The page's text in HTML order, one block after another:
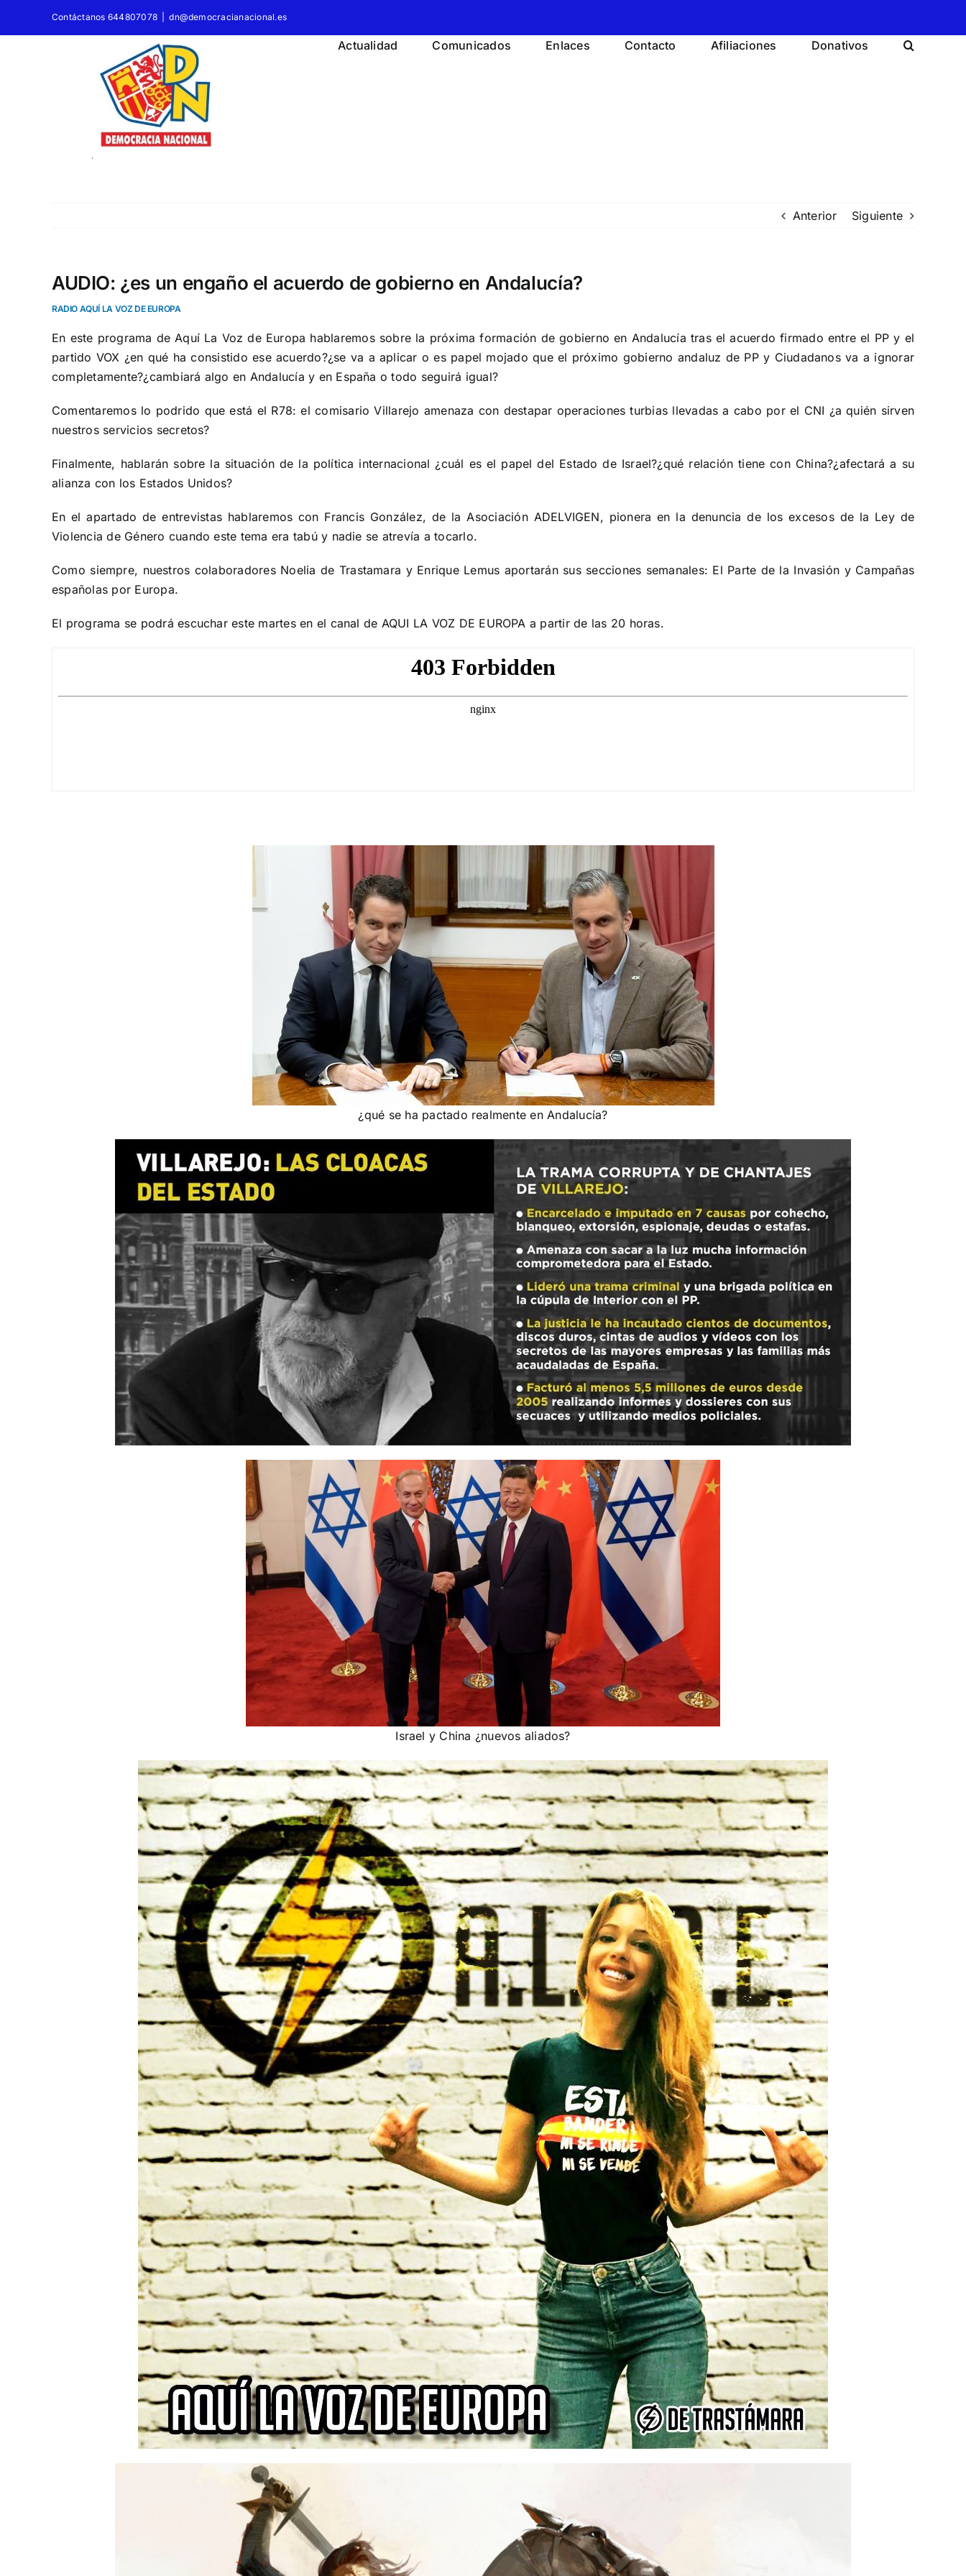
Contáctanos 644807078 dn@democracianacional.es
Actualidad Comunicados Enlaces Contacto Afiliaciones Donativos
Anterior Siguiente
AUDIO: ¿es un engaño el acuerdo de gobierno en Andalucía?
RADIO AQUÍ LA VOZ DE EUROPA
En este programa de Aquí La Voz de Europa hablaremos sobre la próxima formación de gobierno en Andalucía tras el acuerdo firmado entre el PP y el
partido VOX ¿en qué ha consistido ese acuerdo?¿se va a aplicar o es papel mojado que el próximo gobierno andaluz de PP y Ciudadanos va a ignorar
completamente?¿cambiará algo en Andalucía y en España o todo seguirá igual?
Comentaremos lo podrido que está el R78: el comisario Villarejo amenaza con destapar operaciones turbias llevadas a cabo por el CNI ¿a quién sirven
nuestros servicios secretos?
Finalmente, hablarán sobre la situación de la política internacional ¿cuál es el papel del Estado de Israel?¿qué relación tiene con China?¿afectará a su
alianza con los Estados Unidos?
En el apartado de entrevistas hablaremos con Francis González, de la Asociación ADELVIGEN, pionera en la denuncia de los excesos de la Ley de
Violencia de Género cuando este tema era tabú y nadie se atrevía a tocarlo.
Como siempre, nuestros colaboradores Noelia de Trastamara y Enrique Lemus aportarán sus secciones semanales: El Parte de la Invasión y Campañas
españolas por Europa.
El programa se podrá escuchar este martes en el canal de AQUI LA VOZ DE EUROPA a partir de las 20 horas.
¿qué se ha pactado realmente en Andalucía?
Israel y China ¿nuevos aliados?